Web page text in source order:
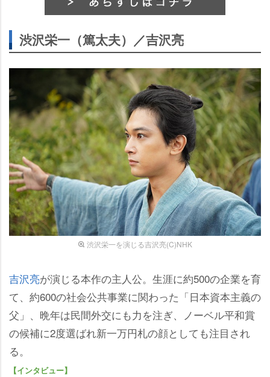
渋沢栄一（篤太夫）／吉沢亮
渋沢栄一を演じる吉沢亮(C)NHK
吉沢亮が演じる本作の主人公。生涯に約500の企業を育
て、約600の社会公共事業に関わった「日本資本主義の
父」、晩年は民間外交にも力を注ぎ、ノーベル平和賞
の候補に2度選ばれ新一万円札の顔としても注目され
る。
【インタビュー】